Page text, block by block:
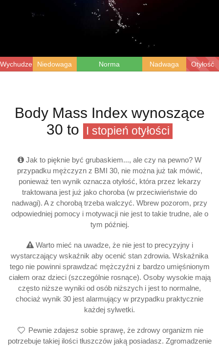
WychudzenieNiedowaga Norma Nadwaga Otyłość
Body Mass Index wynoszące
30 to
I stopień otyłości
Jak to pięknie być grubaskiem..., ale czy na pewno? W
przypadku mężczyzn z BMI 30, nie można już tak mówić,
ponieważ ten wynik oznacza otyłość, która przez lekarzy
traktowana jest już jako choroba (w przeciwieństwie do
nadwagi). A z chorobą trzeba walczyć. Wbrew pozorom, przy
odpowiedniej pomocy i motywacji nie jest to takie trudne, ale o
tym później.
Warto mieć na uwadze, że nie jest to precyzyjny i
wystarczający wskaźnik aby ocenić stan zdrowia. Wskaźnika
tego nie powinni sprawdzać mężczyźni z bardzo umięśnionym
ciałem oraz dzieci (szczególnie rosnące). Osoby wysokie mają
często niższe wyniki od osób niższych i jest to normalne,
chociaż wynik 30 jest alarmujący w przypadku praktycznie
każdej sylwetki.
Pewnie zdajesz sobie sprawę, że zdrowy organizm nie
potrzebuje takiej ilości tłuszczów jaką posiadasz. Zgromadzenie